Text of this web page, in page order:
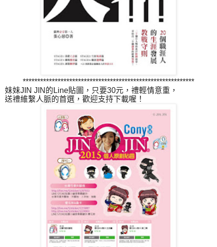
***********************************************************
妹妹JIN JIN的Line貼圖，只要30元，禮輕情意重，
送禮維繫人脈的首選，歡迎支持下載喔！